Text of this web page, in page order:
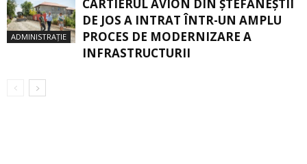
ADMINISTRAȚIE
CARTIERUL AVION DIN ŞTEFĂNEŞTII
DE JOS A INTRAT ÎNTR-UN AMPLU
PROCES DE MODERNIZARE A
INFRASTRUCTURII